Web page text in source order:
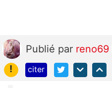
Publié par reno69
!
citer